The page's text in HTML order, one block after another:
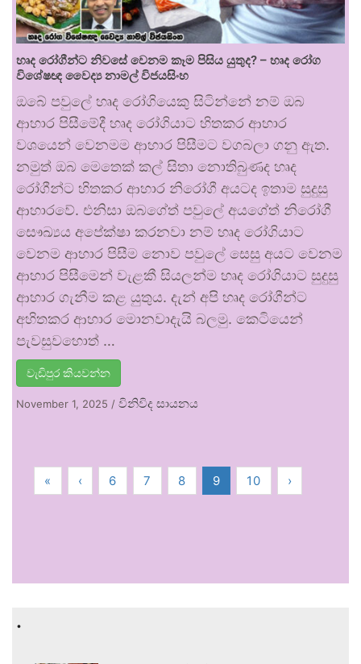
හෘද රෝගීන්ට නිවසේ වෙනම කෑම පිසිය යුතුද? – හෘද රෝග
විශේෂඥ වෛද්‍ය නාමල් විජයසිංහ
ඔබේ පවුලේ හෘද රෝගියෙකු සිටින්නේ නම් ඔබ
ආහාර පිසීමේදී හෘද රෝගියාට හිතකර ආහාර
වශයෙන් වෙනමම ආහාර පිසීමට වගබලා ගනු ඇත.
නමුත් ඔබ මෙතෙක් කල් සිතා නොතිබුණද හෘද
රෝගීන්ට හිතකර ආහාර නිරෝගී අයටද ඉතාම සුදුසු
ආහාරවේ. එනිසා ඔබගේත් පවුලේ අයගේත් නිරෝගී
සෞඛ්‍යය අපේක්ෂා කරනවා නම් හෘද රෝගියාට
වෙනම ආහාර පිසීම නොව පවුලේ සෙසු අයට වෙනම
ආහාර පිසීමෙන් වැළකී සියලන්ම හෘද රෝගියාට සුදුසු
ආහාර ගැනීම කළ යුතුය. දැන් අපි හෘද රෝගීන්ට
අහිතකර ආහාර මොනවාදැයි බලමු. කෙටියෙන්
පැවසුවහොත් …
වැඩිපුර කියවන්න
November 1, 2025 / විනිවිද සායනය
« ‹ 6 7 8 9 10 ›
.